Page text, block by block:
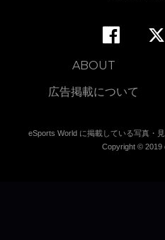
ABOUT
広告掲載について
eSports World に掲載している写真・
Copyright © 2019